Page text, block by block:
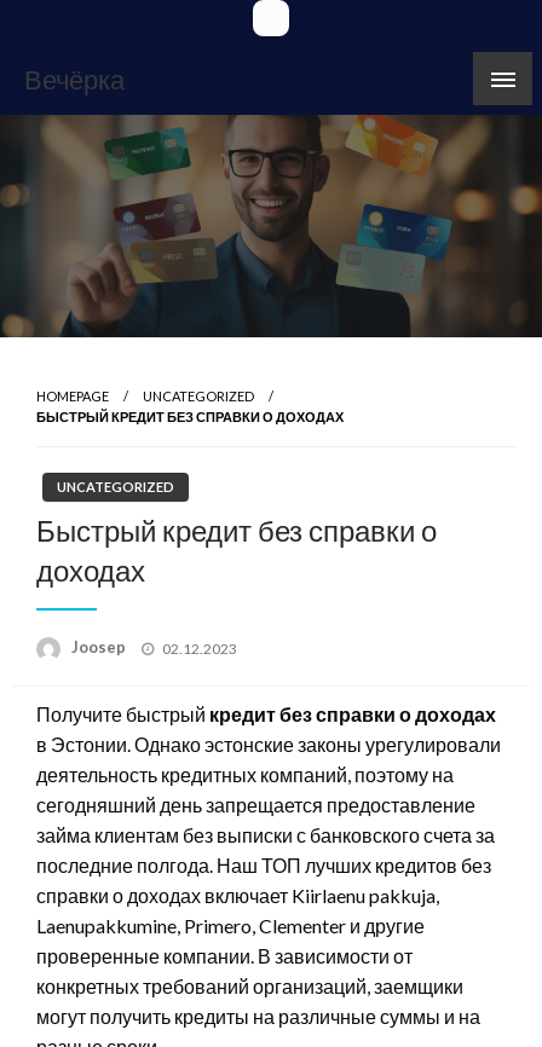
contentВечёрка
HOMEPAGE
UNCATEGORIZED
БЫСТРЫЙ КРЕДИТ БЕЗ СПРАВКИ О ДОХОДАХ
UNCATEGORIZED
Быстрый кредит без справки о
доходах
Joosep
Posted
02.12.2023
Получите быстрый кредит без справки о доходах
в Эстонии. Однако эстонские законы урегулировали
деятельность кредитных компаний, поэтому на
сегодняшний день запрещается предоставление
займа клиентам без выписки с банковского счета за
последние полгода. Наш ТОП лучших кредитов без
справки о доходах включает Kiirlaenu pakkuja,
Laenupakkumine, Primero, Clementer и другие
проверенные компании. В зависимости от
конкретных требований организаций, заемщики
могут получить кредиты на различные суммы и на